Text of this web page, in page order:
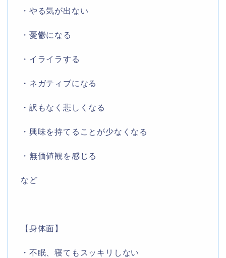
・やる気が出ない
・憂鬱になる
・イライラする
・ネガティブになる
・訳もなく悲しくなる
・興味を持てることが少なくなる
・無価値観を感じる
など
【身体面】
・不眠、寝てもスッキリしない